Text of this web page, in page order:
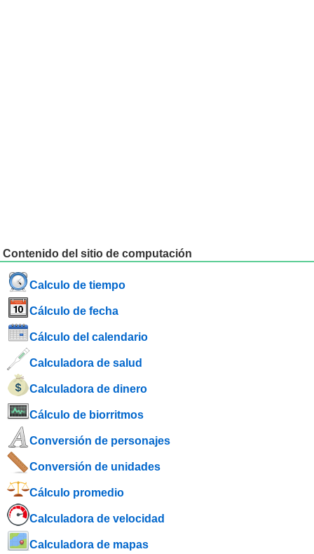
Contenido del sitio de computación
Calculo de tiempo
Cálculo de fecha
Cálculo del calendario
Calculadora de salud
Calculadora de dinero
Cálculo de biorritmos
Conversión de personajes
Conversión de unidades
Cálculo promedio
Calculadora de velocidad
Calculadora de mapas